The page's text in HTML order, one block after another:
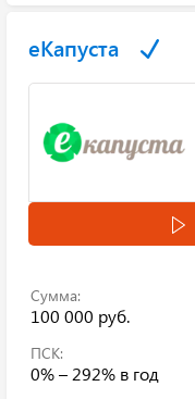
еКапуста
Сумма:
100 000 руб.
ПСК:
0% – 292% в год